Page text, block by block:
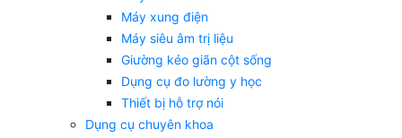
Máy xung điện
Máy siêu âm trị liệu
Giường kéo giãn cột sống
Dụng cụ đo lường y học
Thiết bị hỗ trợ nói
Dụng cụ chuyên khoa